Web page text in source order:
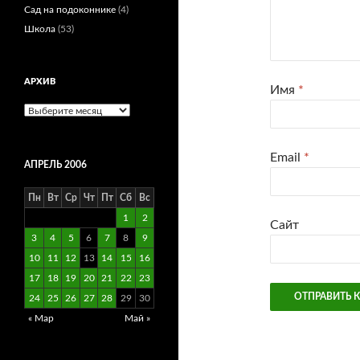
Имя *
Email *
Сайт
Сад на подоконнике (4)
Школа (53)
АРХИВ
Архив
АПРЕЛЬ 2006
Пн Вт Ср Чт Пт Сб Вс
1 2
3 4 5 6 7 8 9
10 11 12 13 14 15 16
17 18 19 20 21 22 23
24 25 26 27 28 29 30
« Мар Май »